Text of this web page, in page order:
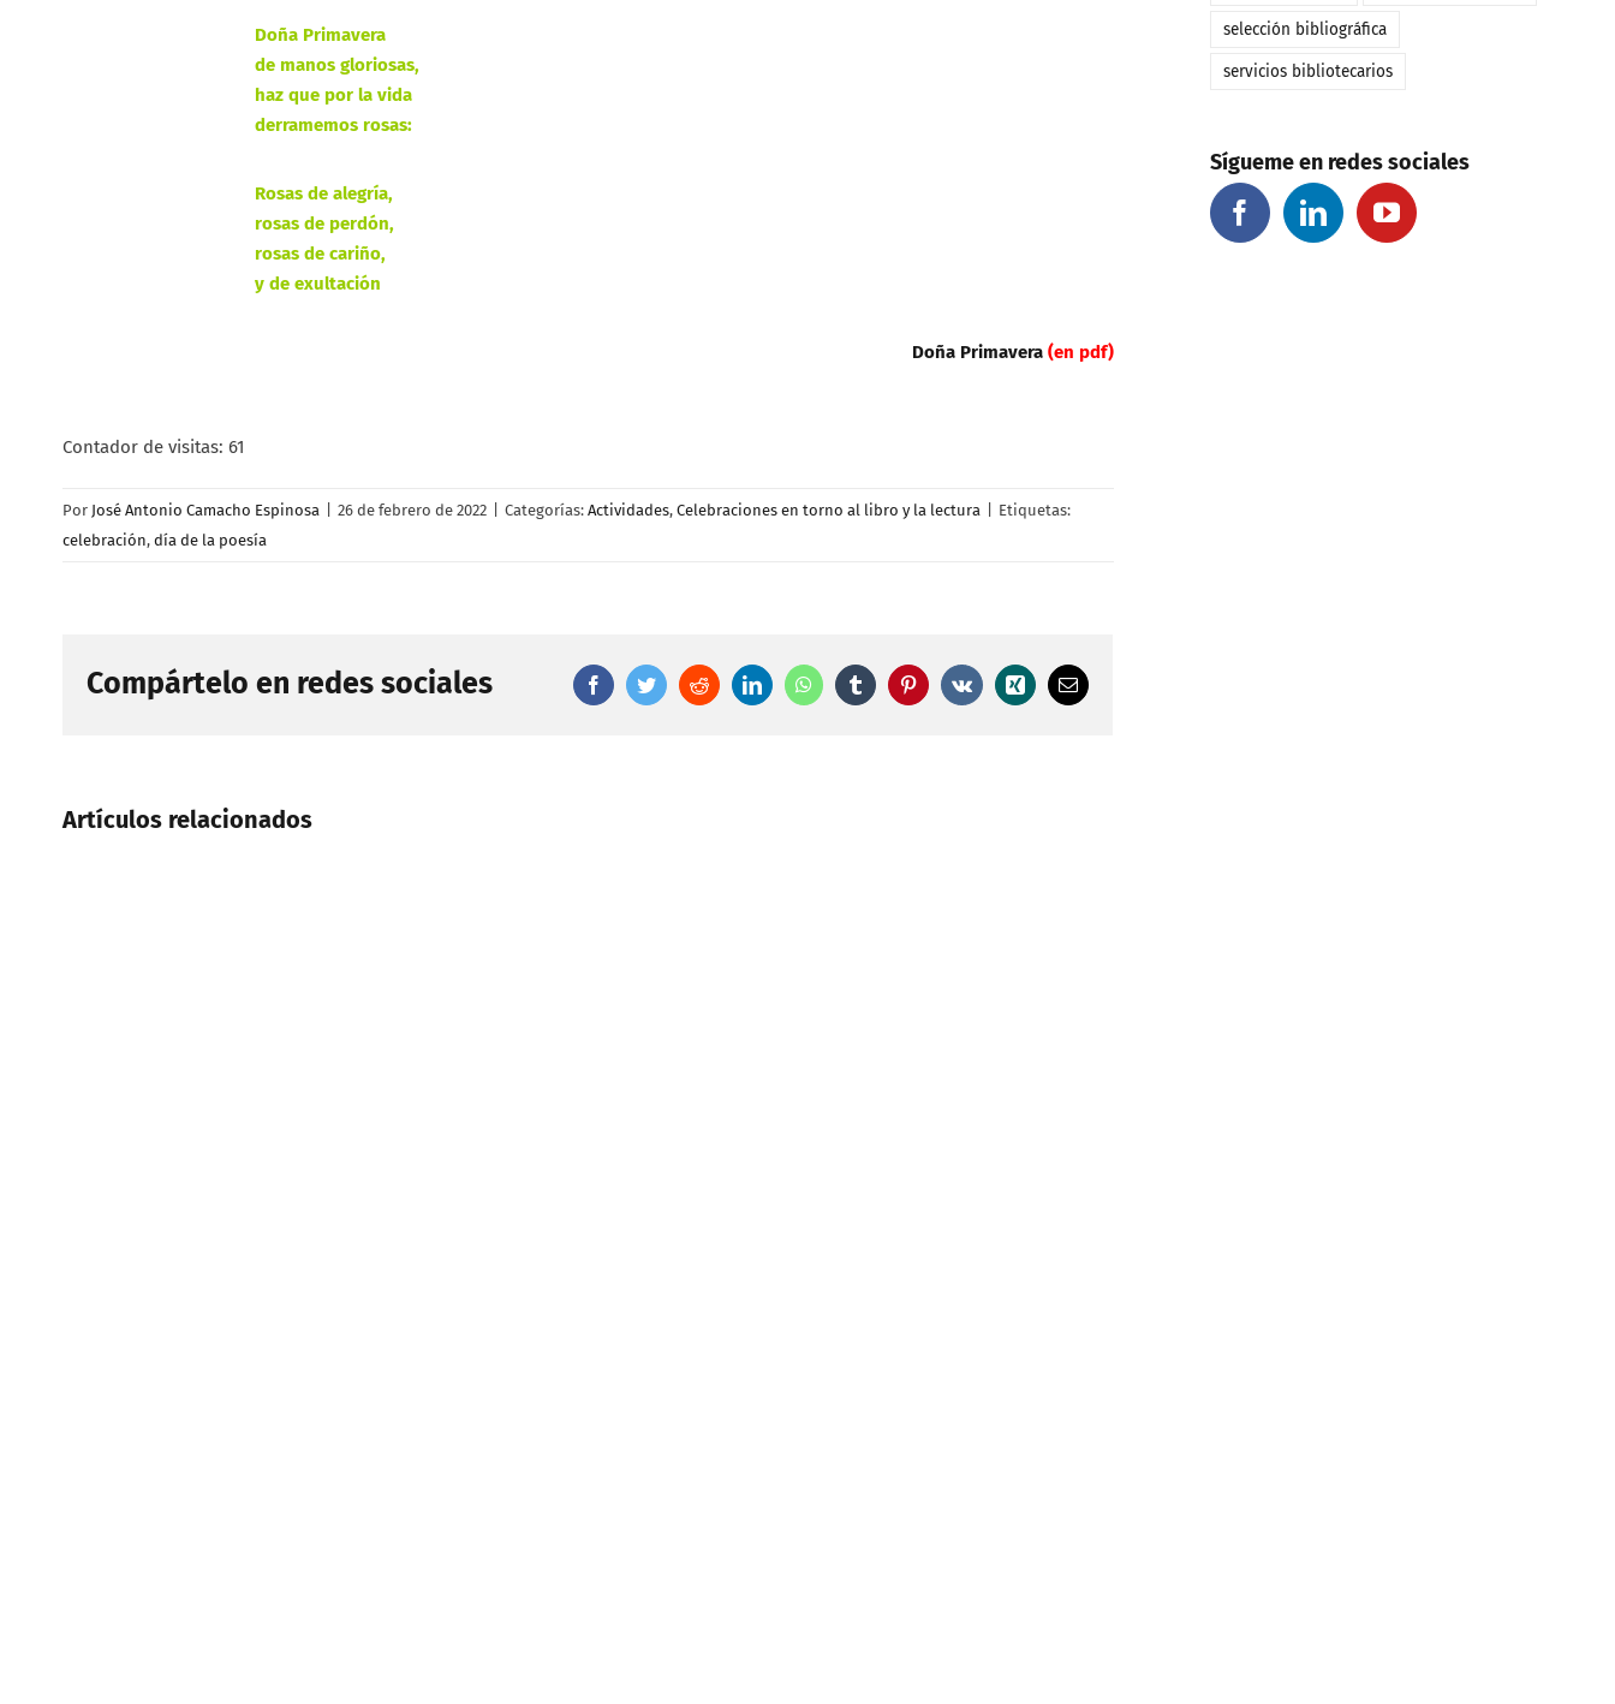
Doña Primavera
de manos gloriosas,
haz que por la vida
derramemos rosas:
Rosas de alegría,
rosas de perdón,
rosas de cariño,
y de exultación
Doña Primavera (en pdf)
Contador de visitas: 61
Por José Antonio Camacho Espinosa 26 de febrero de 2022 Categorías: Actividades, Celebraciones en torno al libro y la lectura
Etiquetas:
celebración, día de la poesía
Compártelo en redes sociales FacebookTwitterRedditLinkedInWhatsAppTumblr Pinterest
Vk Xing
Correo
electrónico
Artículos relacionados
selección bibliográfica
servicios bibliotecarios
Sígueme en redes sociales